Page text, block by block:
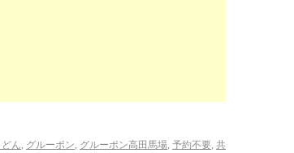
ん, グルーポン, グルーポン高田馬場, 予約不要, 共